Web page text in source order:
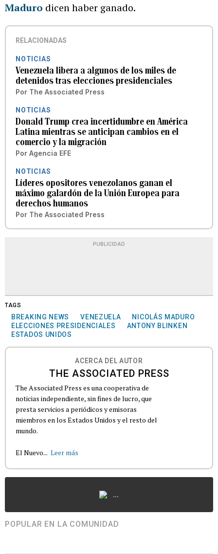
Maduro dicen haber ganado.
RELACIONADAS
NOTICIAS
Venezuela libera a algunos de los miles de
detenidos tras elecciones presidenciales
Por The Associated Press
NOTICIAS
Donald Trump crea incertidumbre en América
Latina mientras se anticipan cambios en el
comercio y la migración
Por Agencia EFE
NOTICIAS
Líderes opositores venezolanos ganan el
máximo galardón de la Unión Europea para
derechos humanos
Por The Associated Press
PUBLICIDAD
TAGS
BREAKING NEWS VENEZUELA
NICOLÁS MADURO
ELECCIONES PRESIDENCIALES
ANTONY BLINKEN
ESTADOS UNIDOS
ACERCA DEL AUTOR
THE ASSOCIATED PRESS
The Associated Press es una cooperativa de
noticias independiente, sin fines de lucro, que
presta servicios a periódicos y emisoras
miembros en los Estados Unidos y el resto del
mundo.
El Nuevo... Leer más
...
POPULAR EN LA COMUNIDAD